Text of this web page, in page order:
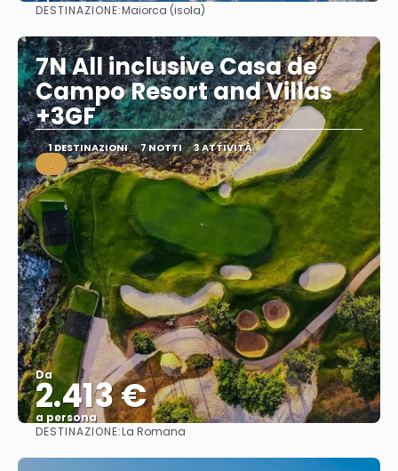
Vedere
DESTINAZIONE:Maiorca (isola)
7N All inclusive Casa de
Campo Resort and Villas
+3GF
1 DESTINAZIONI 7 NOTTI 3 ATTIVITÀ
.
Da
2.413 €
a persona
Vedere
DESTINAZIONE:La Romana